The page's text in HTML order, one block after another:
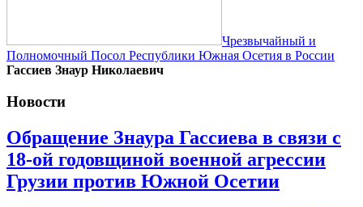
Чрезвычайный и
Полномочный Посол Республики Южная Осетия в России
Гассиев Знаур Николаевич
Новости
Обращение Знаура Гассиева в связи с
18-ой годовщиной военной агрессии
Грузии против Южной Осетии